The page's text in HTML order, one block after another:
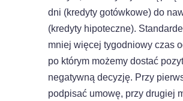
dni (kredyty gotówkowe) do
(kredyty hipoteczne).
mniej więcej tygodniowy czas
po którym możemy dostać
negatywną decyzję. Przy
podpisać umowę, przy drugiej